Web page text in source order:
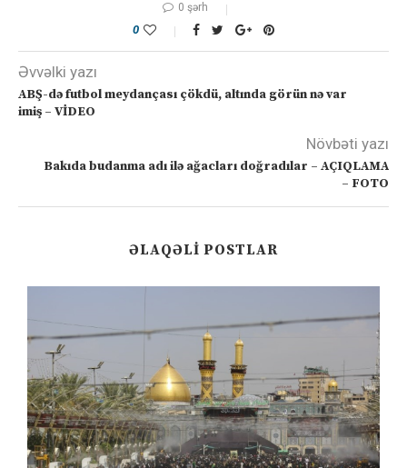
0 şərh
0
Əvvəlki yazı
ABŞ-də futbol meydançası çökdü, altında görün nə var
imiş – VİDEO
Növbəti yazı
Bakıda budanma adı ilə ağacları doğradılar – AÇIQLAMA
– FOTO
ƏLAQƏLI POSTLAR